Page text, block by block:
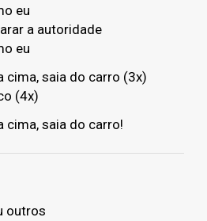
eu
a autoridade
eu
cima, saia do carro (3x)
(4x)
cima, saia do carro!
outros